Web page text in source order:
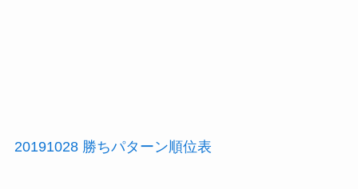
20191028 勝ちパターン順位表